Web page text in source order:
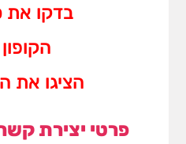
בדקו את
הציגו את
פרטי יצירת